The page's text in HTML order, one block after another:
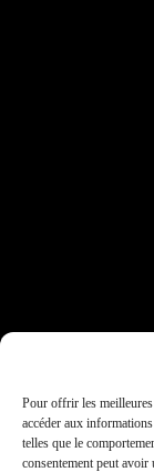
Pour offrir les
accéder aux
telles que le
consentement peut